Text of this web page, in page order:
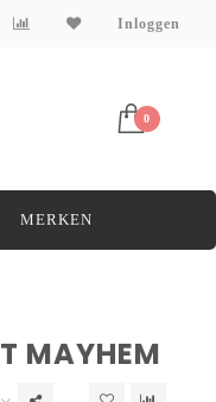
Inloggen
0
MERKEN
MAYHEM